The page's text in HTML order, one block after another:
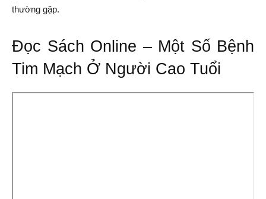
thường gặp.
Đọc Sách Online – Một Số Bệnh
Tim Mạch Ở Người Cao Tuổi